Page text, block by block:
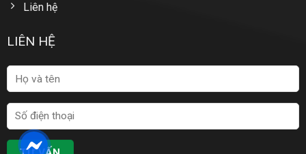
Liên hệ
LIÊN HỆ